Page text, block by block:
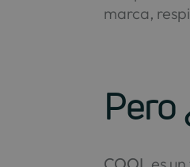
marca,
Pero